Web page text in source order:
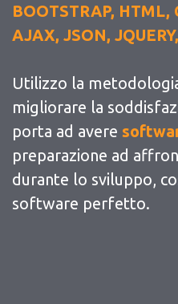
BOOTSTRAP, HTML,
AJAX, JSON,
Utilizzo la
migliorare la
porta ad avere
preparazione ad
durante lo sviluppo,
software perfetto.